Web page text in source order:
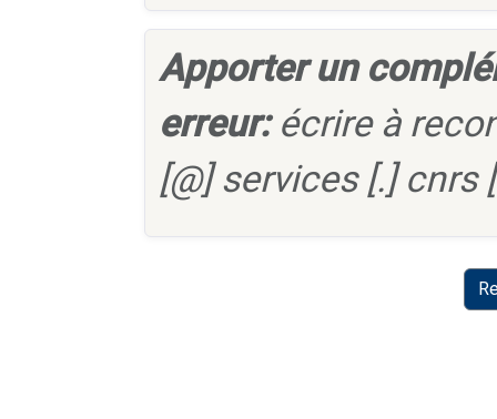
Apporter un
erreur:écrire à
[@] services [.] cnrs